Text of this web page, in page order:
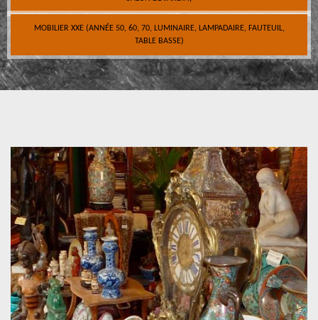
MOBILIER XXE (ANNÉE 50, 60, 70, LUMINAIRE, LAMPADAIRE, FAUTEUIL,
TABLE BASSE)